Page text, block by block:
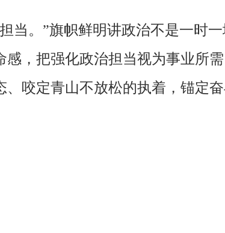
当。”旗帜鲜明讲政治不是一时
，把强化政治担当视为事业所
咬定青山不放松的执着，锚定